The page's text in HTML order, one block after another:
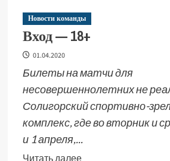
Новости команды
Вход — 18+
01.04.2020
Билеты на матчи для
несовершеннолетних не
Солигорский спортивно-
комплекс, где во вторник и
и 1 апреля,...
Читать далее